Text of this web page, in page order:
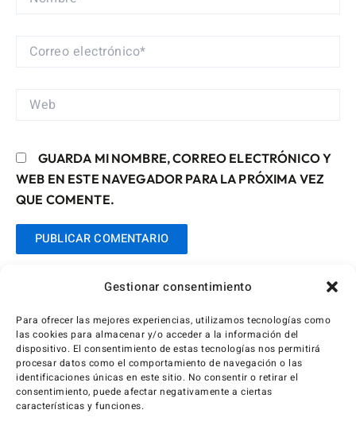
Gestionar consentimiento
Para ofrecer las mejores experiencias, utilizamos tecnologías como
las cookies para almacenar y/o acceder a la información del
dispositivo. El consentimiento de estas tecnologías nos permitirá
procesar datos como el comportamiento de navegación o las
identificaciones únicas en este sitio. No consentir o retirar el
consentimiento, puede afectar negativamente a ciertas
características y funciones.
CORREO
WEB
GUARDA MI NOMBRE, CORREO ELECTRÓNICO Y
WEB EN ESTE NAVEGADOR PARA LA PRÓXIMA VEZ
QUE COMENTE.